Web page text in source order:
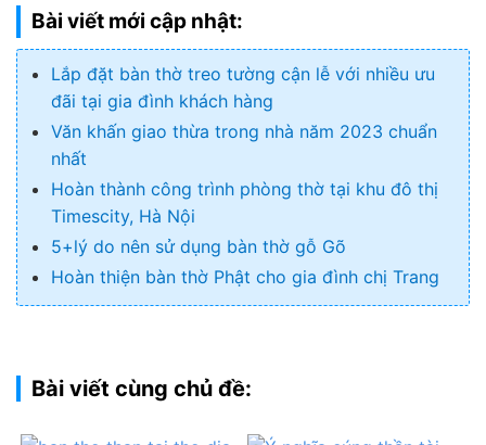
Bài viết mới cập nhật:
Lắp đặt bàn thờ treo tường cận lễ với nhiều ưu
đãi tại gia đình khách hàng
Văn khấn giao thừa trong nhà năm 2023 chuẩn
nhất
Hoàn thành công trình phòng thờ tại khu đô thị
Timescity, Hà Nội
5+lý do nên sử dụng bàn thờ gỗ Gõ
Hoàn thiện bàn thờ Phật cho gia đình chị Trang
Bài viết cùng chủ đề: